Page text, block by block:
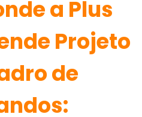
industriais
a Plus
Projeto
de